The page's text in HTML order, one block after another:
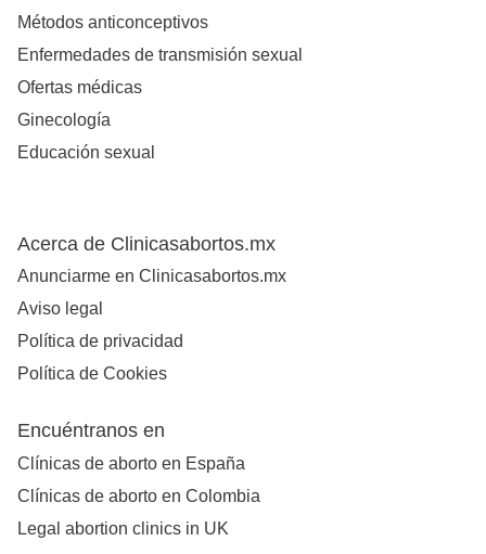
Métodos anticonceptivos
Enfermedades de transmisión sexual
Ofertas médicas
Ginecología
Educación sexual
Acerca de Clinicasabortos.mx
Anunciarme en Clinicasabortos.mx
Aviso legal
Política de privacidad
Política de Cookies
Encuéntranos en
Clínicas de aborto en España
Clínicas de aborto en Colombia
Legal abortion clinics in UK